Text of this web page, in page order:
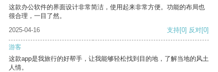
这款办公软件的界面设计非常简洁，使用起来非常方便。功能的布局也
很合理，一目了然。
2025-04-16
支持[0] 反对[0]
游客
这款app是我旅行的好帮手，让我能够轻松找到目的地，了解当地的风土
人情。